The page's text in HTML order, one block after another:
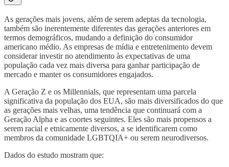
As gerações mais jovens, além de serem adeptas da tecnologia,
também são inerentemente diferentes das gerações anteriores em
termos demográficos, mudando a definição do consumidor
americano médio. As empresas de mídia e entretenimento devem
considerar investir no atendimento às expectativas de uma
população cada vez mais diversa para ganhar participação de
mercado e manter os consumidores engajados.
A Geração Z e os Millennials, que representam uma parcela
significativa da população dos EUA, são mais diversificados do que
as gerações mais velhas, uma tendência que continuará com a
Geração Alpha e as coortes seguintes. Eles são mais propensos a
serem racial e etnicamente diversos, a se identificarem como
membros da comunidade LGBTQIA+ ou serem neurodiversos.
Dados do estudo mostram que: